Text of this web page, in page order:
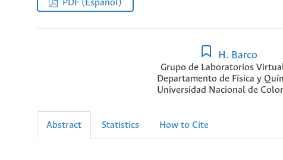
PDF (Español)
H. Barco
Grupo de Laboratorios
Departamento de Física y
Universidad Nacional de
Abstract Statistics How to Cite